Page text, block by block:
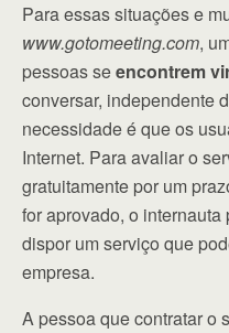
Para essas situações e
www.gotomeeting.com,
pessoas seencontrem
conversar, independente
necessidade é que os
Internet. Para avaliar o
gratuitamente por um
for aprovado, o
dispor um serviço que
empresa.
A pessoa que contratar o